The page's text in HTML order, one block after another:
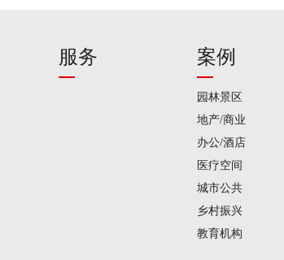
服务 案例
园林景区
地产/商业
办公/酒店
医疗空间
城市公共
乡村振兴
教育机构